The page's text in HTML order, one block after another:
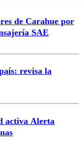
de Carahue por
SAE
revisa la
activa Alerta